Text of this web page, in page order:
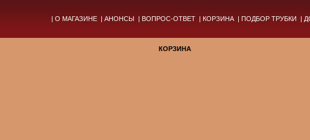
| О МАГАЗИНЕ | АНОНСЫ | ВОПРОС-ОТВЕТ | КОРЗИНА | ПОДБОР ТРУБКИ |
КОРЗИНА